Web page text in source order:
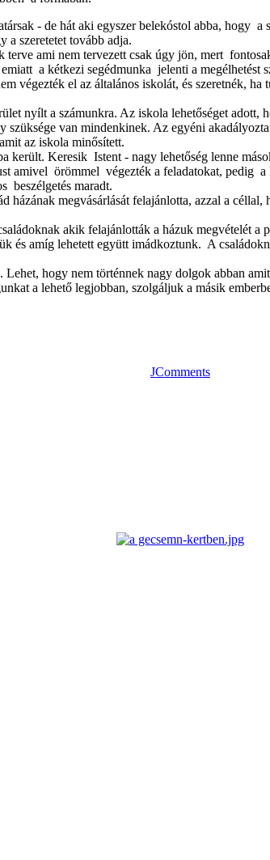
- de hát aki egyszer belekóstol abba, hogy
a szeretetet tovább adja.
ami nem tervezett csak úgy jön, mert
a kétkezi segédmunka jelenti a
el az általános iskolát, és szeretnék,
nyílt a számunkra. Az iskola lehetőséget adott,
van mindenkinek. Az egyéni
az iskola minősített.
került. Keresik Istent - nagy lehetőség lenne
amivel örömmel végezték a feladatokat, pedig
beszélgetés maradt.
házának megvásárlását felajánlotta, azzal a
akik felajánlották a házuk megvételét
és amíg lehetett együtt imádkoztunk. A
hogy nem történnek nagy dolgok abban
a lehető legjobban, szolgáljuk a másik
JComments